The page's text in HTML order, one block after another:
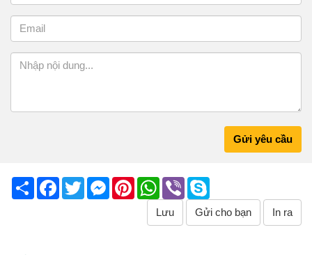
Gửi yêu cầu
Share Facebook
TwitterMessenger
PinterestWhatsApp
Viber
Lưu Gửi cho bạn In ra